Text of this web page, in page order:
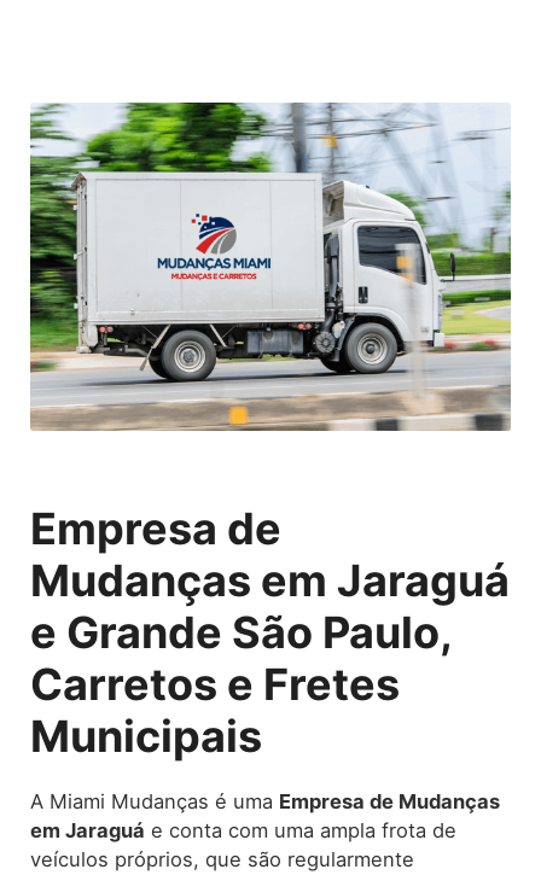
Empresa de
Mudanças em Jaraguá
e Grande São Paulo,
Carretos e Fretes
Municipais
A Miami Mudanças é uma Empresa de Mudanças
em Jaraguá e conta com uma ampla frota de
veículos próprios, que são regularmente